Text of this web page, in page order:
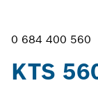
0 684 400 560
KTS